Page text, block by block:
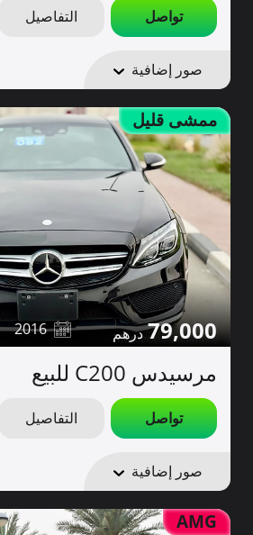
تواصل التفاصيل
صور إضافية
ممشى قليل
79,000
2016
مرسيدس C200 للبيع
تواصل التفاصيل
صور إضافية
AMG